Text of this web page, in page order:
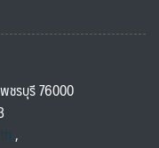
ชรบุรี 76000
,